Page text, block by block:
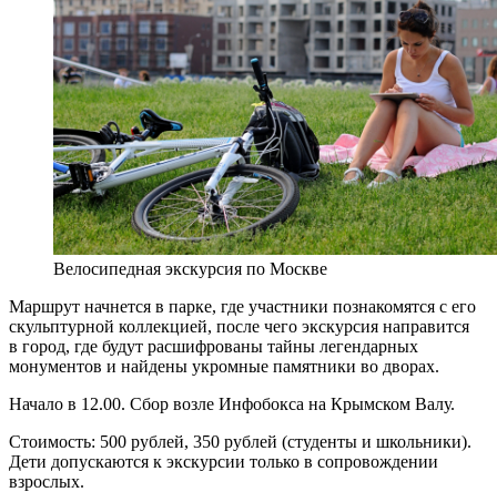
Велосипедная экскурсия по Москве
Маршрут начнется в парке, где участники познакомятся с его
скульптурной коллекцией, после чего экскурсия направится
в город, где будут расшифрованы тайны легендарных
монументов и найдены укромные памятники во дворах.
Начало в 12.00. Сбор возле Инфобокса на Крымском Валу.
Стоимость: 500 рублей, 350 рублей (студенты и школьники).
Дети допускаются к экскурсии только в сопровождении
взрослых.